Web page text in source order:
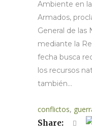
Ambiente en
Armados,
General de las
mediante la
fecha busca
los recursos
también...
conflictos,
Share: